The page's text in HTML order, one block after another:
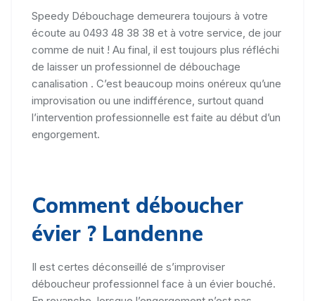
Speedy Débouchage demeurera toujours à votre
écoute au 0493 48 38 38 et à votre service, de jour
comme de nuit ! Au final, il est toujours plus réfléchi
de laisser un professionnel de débouchage
canalisation . C’est beaucoup moins onéreux qu’une
improvisation ou une indifférence, surtout quand
l’intervention professionnelle est faite au début d’un
engorgement.
Comment déboucher
évier ? Landenne
Il est certes déconseillé de s’improviser
déboucheur professionnel face à un évier bouché.